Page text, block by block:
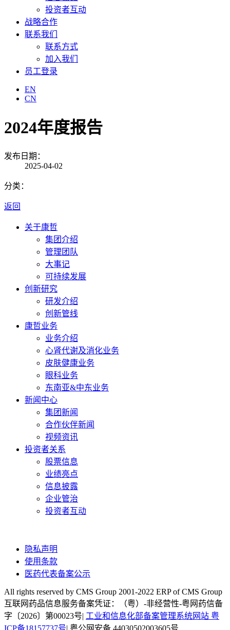
投资者互动
战略合作
联系我们
联系方式
加入我们
员工登录
EN
CN
2024年度报告
发布日期：
2025-04-02
分类：
返回
关于康哲
集团介绍
管理团队
大事记
可持续发展
创新研究
研发介绍
创新管线
康哲业务
业务介绍
心肾代谢及消化业务
皮肤健康业务
眼科业务
东南亚&中东业务
新闻中心
集团新闻
合作伙伴新闻
视频资讯
投资者关系
股票信息
业绩亮点
信息披露
企业管治
投资者互动
隐私声明
使用条款
医药代表备案公示
All rights reserved by CMS Group 2001-2022 ERP of CMS Group
互联网药品信息服务备案凭证：（粤）-非经营性-粤网药信备
字〔2026〕第00023号| 工业和信息化部备案管理系统网站 粤
ICP备18157737号| 粤公网安备 44030502003605号